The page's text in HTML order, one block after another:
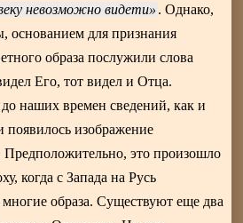
невозможно видети
. Однако,
основанием для признания
образа послужили слова
Его, тот видел и Отца.
наших времен сведений, как и
появилось изображение
это произошло
когда с Запада на Русь
образа. Существуют еще два